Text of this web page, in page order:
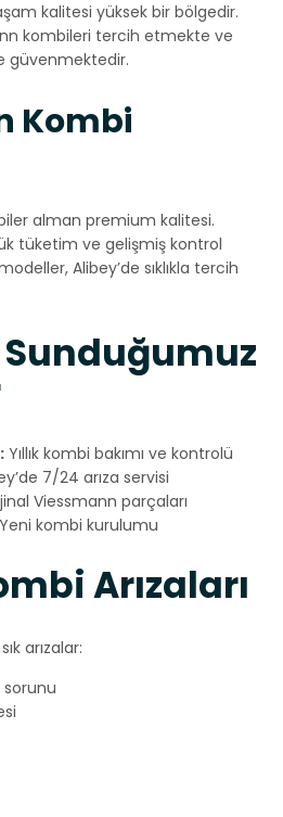
kalitesi yüksek bir bölgedir.
kombileri tercih etmekte ve
güvenmektedir.
Kombi
alman premium kalitesi.
tüketim ve gelişmiş kontrol
Alibey’de sıklıkla tercih
Sunduğumuz
Yıllık kombi bakımı ve kontrolü
7/24 arıza servisi
Viessmann parçaları
Yeni kombi kurulumu
Arızaları
arızalar: